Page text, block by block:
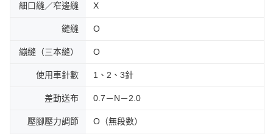
細口縫／窄邊縫 X
鏈縫 Ο
繃縫（三本縫） Ο
使用車針數 1、2、3針
差動送布 0.7－N－2.0
壓腳壓力調節 O（無段數）